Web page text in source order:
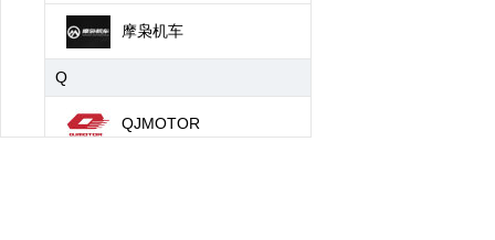
摩枭机车
Q
QJMOTOR